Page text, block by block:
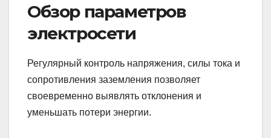
Обзор параметров
электросети
Регулярный контроль напряжения, силы тока и
сопротивления заземления позволяет
своевременно выявлять отклонения и
уменьшать потери энергии.